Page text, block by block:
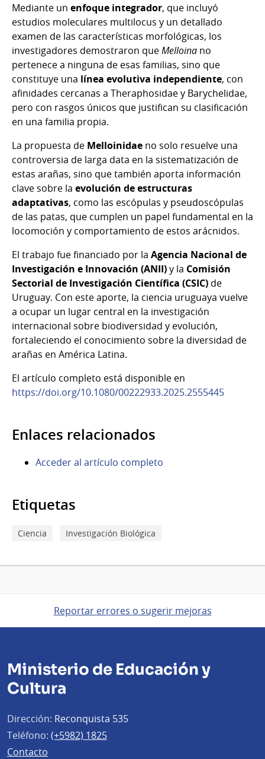
Mediante un enfoque integrador, que incluyó
estudios moleculares multilocus y un detallado
examen de las características morfológicas, los
investigadores demostraron queMelloina no
pertenece a ninguna de esas familias, sino que
constituye una línea evolutiva independiente, con
afinidades cercanas a Theraphosidae y Barychelidae,
pero con rasgos únicos que justifican su clasificación
en una familia propia.
La propuesta de Melloinidae no solo resuelve una
controversia de larga data en la sistematización de
estas arañas, sino que también aporta información
clave sobre la evolución de estructuras
adaptativas, como las escópulas y pseudoscópulas
de las patas, que cumplen un papel fundamental en la
locomoción y comportamiento de estos arácnidos.
El trabajo fue financiado por la Agencia Nacional de
Investigación e Innovación (ANII)y la Comisión
Sectorial de Investigación Científica (CSIC) de
Uruguay. Con este aporte, la ciencia uruguaya vuelve
a ocupar un lugar central en la investigación
internacional sobre biodiversidad y evolución,
fortaleciendo el conocimiento sobre la diversidad de
arañas en América Latina.
El artículo completo está disponible en
https://doi.org/10.1080/00222933.2025.2555445
Enlaces relacionados
Acceder al artículo completo
Etiquetas
Ciencia Investigación Biológica
Reportar errores o sugerir mejoras
Ministerio de Educación y
Cultura
Dirección: Reconquista 535
Teléfono: (+5982) 1825
Contacto